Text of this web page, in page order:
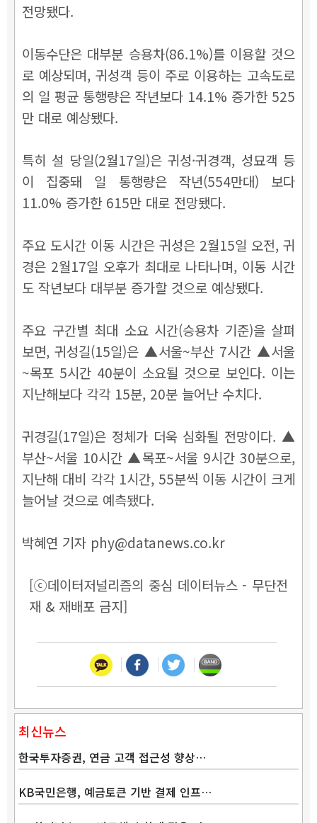
전망됐다.
이동수단은 대부분 승용차(86.1%)를 이용할 것으
로 예상되며, 귀성객 등이 주로 이용하는 고속도로
의 일 평균 통행량은 작년보다 14.1% 증가한 525
만 대로 예상됐다.
특히 설 당일(2월17일)은 귀성·귀경객, 성묘객 등
이 집중돼 일 통행량은 작년(554만대) 보다
11.0% 증가한 615만 대로 전망됐다.
주요 도시간 이동 시간은 귀성은 2월15일 오전, 귀
경은 2월17일 오후가 최대로 나타나며, 이동 시간
도 작년보다 대부분 증가할 것으로 예상됐다.
주요 구간별 최대 소요 시간(승용차 기준)을 살펴
보면, 귀성길(15일)은 ▲서울~부산 7시간 ▲서울
~목포 5시간 40분이 소요될 것으로 보인다. 이는
지난해보다 각각 15분, 20분 늘어난 수치다.
귀경길(17일)은 정체가 더욱 심화될 전망이다. ▲
부산~서울 10시간 ▲목포~서울 9시간 30분으로,
지난해 대비 각각 1시간, 55분씩 이동 시간이 크게
늘어날 것으로 예측됐다.
박혜연 기자 phy@datanews.co.kr
[ⓒ데이터저널리즘의 중심 데이터뉴스 - 무단전
재 & 재배포 금지]
최신뉴스
한국투자증권, 연금 고객 접근성 향상…
KB국민은행, 예금토큰 기반 결제 인프…